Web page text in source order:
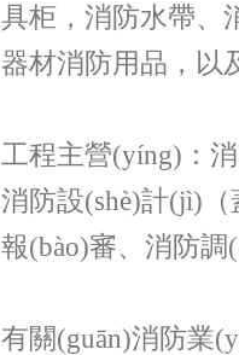
具柜，消防水帶、消
器材消防用品，以
工程主營(yíng)：消防
消防設(shè)計(jì)（
報(bào)審、消
有關(guān)消防業